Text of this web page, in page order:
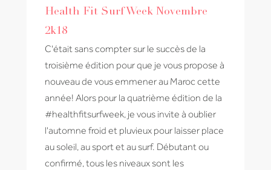
Health Fit Surf Week Novembre
2k18
C'était sans compter sur le succès de la
troisième édition pour que je vous propose à
nouveau de vous emmener au Maroc cette
année! Alors pour la quatrième édition de la
#healthfitsurfweek, je vous invite à oublier
l'automne froid et pluvieux pour laisser place
au soleil, au sport et au surf. Débutant ou
confirmé, tous les niveaux sont les